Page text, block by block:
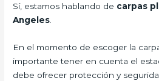
Sí, estamos hablando de carpas
Angeles
En el momento de escoger la
importante tener en cuenta el
debe ofrecer protección y